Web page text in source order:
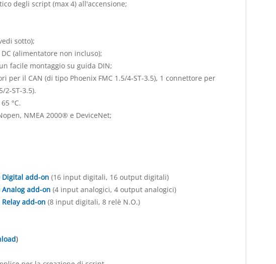
degli script (max 4) all'accensione;
sotto);
(alimentatore non incluso);
facile montaggio su guida DIN;
per il CAN (di tipo Phoenix FMC 1.5/4-ST-3.5), 1 connettore per
2-ST-3.5).
°C.
NMEA 2000® e DeviceNet;
Digital add-on (16 input digitali, 16 output digitali)
Analog add-on (4 input analogici, 4 output analogici)
Relay add-on (8 input digitali, 8 relè N.O.)
)